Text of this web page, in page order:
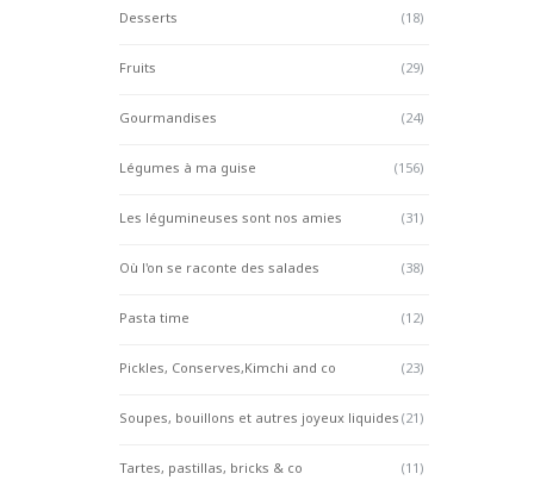
Desserts (18)
Fruits (29)
Gourmandises (24)
Légumes à ma guise (156)
Les légumineuses sont nos amies (31)
Où l'on se raconte des salades (38)
Pasta time (12)
Pickles, Conserves,Kimchi and co (23)
Soupes, bouillons et autres joyeux liquides (21)
Tartes, pastillas, bricks & co (11)